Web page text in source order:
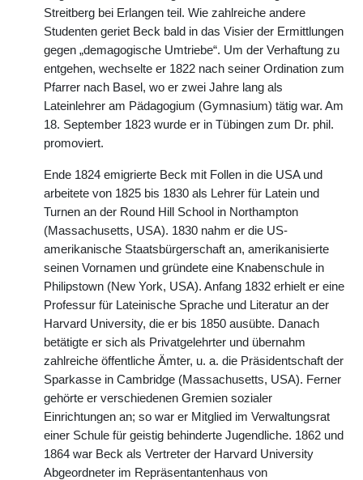
Streitberg bei Erlangen teil. Wie zahlreiche andere
Studenten geriet Beck bald in das Visier der Ermittlungen
gegen „demagogische Umtriebe“. Um der Verhaftung zu
entgehen, wechselte er 1822 nach seiner Ordination zum
Pfarrer nach Basel, wo er zwei Jahre lang als
Lateinlehrer am Pädagogium (Gymnasium) tätig war. Am
18. September 1823 wurde er in Tübingen zum Dr. phil.
promoviert.
Ende 1824 emigrierte Beck mit Follen in die USA und
arbeitete von 1825 bis 1830 als Lehrer für Latein und
Turnen an der Round Hill School in Northampton
(Massachusetts, USA). 1830 nahm er die US-
amerikanische Staatsbürgerschaft an, amerikanisierte
seinen Vornamen und gründete eine Knabenschule in
Philipstown (New York, USA). Anfang 1832 erhielt er eine
Professur für Lateinische Sprache und Literatur an der
Harvard University, die er bis 1850 ausübte. Danach
betätigte er sich als Privatgelehrter und übernahm
zahlreiche öffentliche Ämter, u. a. die Präsidentschaft der
Sparkasse in Cambridge (Massachusetts, USA). Ferner
gehörte er verschiedenen Gremien sozialer
Einrichtungen an; so war er Mitglied im Verwaltungsrat
einer Schule für geistig behinderte Jugendliche. 1862 und
1864 war Beck als Vertreter der Harvard University
Abgeordneter im Repräsentantenhaus von